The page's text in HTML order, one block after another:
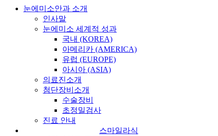
눈에미소안과 소개
인사말
눈에미소 세계적 성과
국내 (KOREA)
아메리카 (AMERICA)
유럽 (EUROPE)
아시아 (ASIA)
의료진소개
첨단장비소개
수술장비
초정밀검사
진료 안내
스마일라식